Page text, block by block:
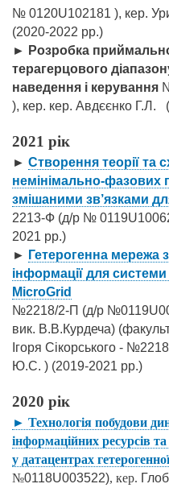
№ 0120U102181 ), кер.
(2020-2022 рр.)
► Розробка
терагерцового
наведення і керування
), кер. кер. Авдєєнко Г.Л.
2021 рік
► Створення теорії та
немінімально-фазових
змішаними зв’язками
2213-Ф (д/р №
2021 рр.)
► Гетерогенна мережа
інформації для системи
MicroGrid
№2218/2-П (д/р
вик. В.В.Курдеча)
Ігоря Сікорського -
Ю.С. ) (2019-2021 рр.)
2020 рік
► Технологія побудови
інформаційних ресурсів
у датацентрах
№0118U003522), кер.